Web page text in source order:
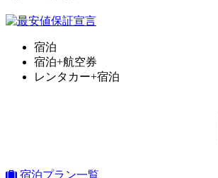
宿泊
宿泊+航空券
レンタカー+宿泊
宿泊プラン一覧